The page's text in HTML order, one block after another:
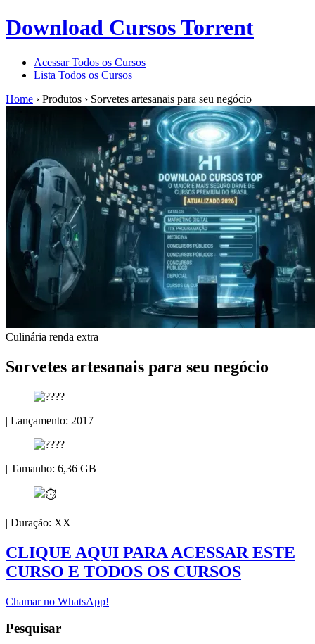
Download Cursos Torrent
Acessar Todos os Cursos
Lista Todos os Cursos
Home › Produtos › Sorvetes artesanais para seu negócio
Culinária renda extra
Sorvetes artesanais para seu negócio
| Lançamento: 2017
| Tamanho: 6,36 GB
| Duração: XX
CLIQUE AQUI PARA ACESSAR ESTE
CURSO E TODOS OS CURSOS
Chamar no WhatsApp!
Pesquisar